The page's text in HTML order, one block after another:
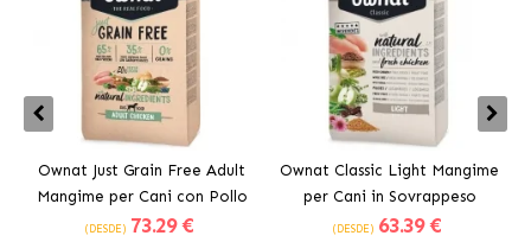
Ownat Just Grain Free Adult
Mangime per Cani con Pollo
(DESDE) 73.29 €
Ownat Classic Light Mangime
per Cani in Sovrappeso
(DESDE) 63.39 €